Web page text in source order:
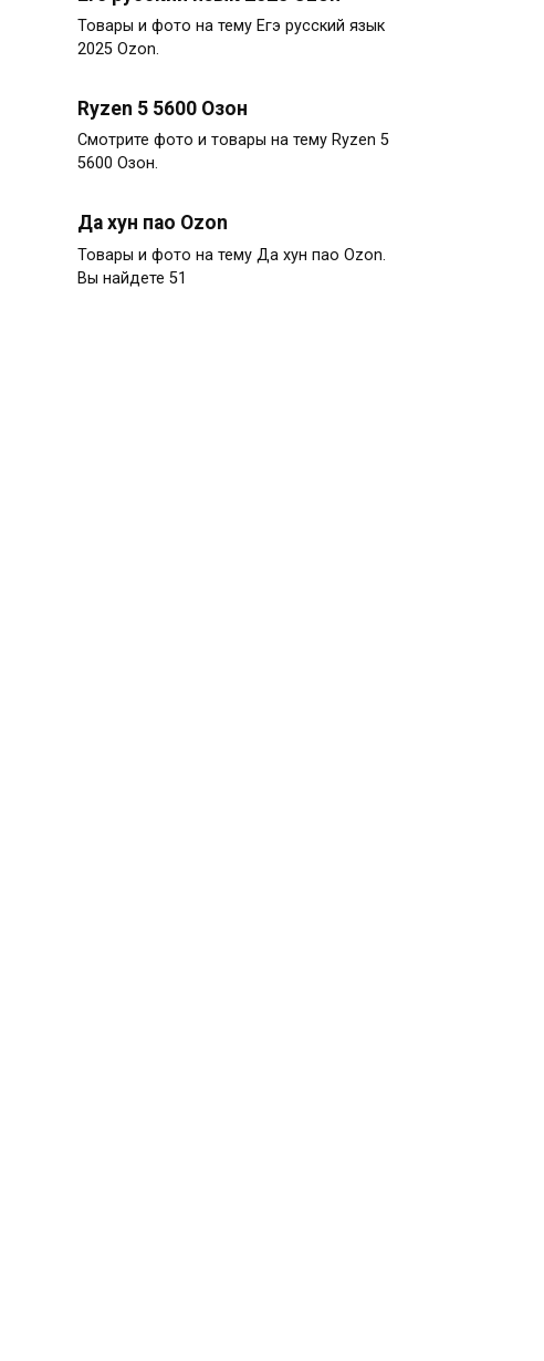
Товары и фото на тему Егэ русский язык
2025 Ozon.
Ryzen 5 5600 Озон
Смотрите фото и товары на тему Ryzen 5
5600 Озон.
Да хун пао Ozon
Товары и фото на тему Да хун пао Ozon.
Вы найдете 51